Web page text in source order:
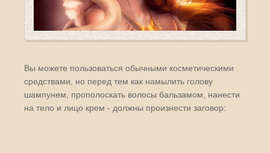
Вы можете пользоваться обычными косметическими
средствами, но перед тем как намылить голову
шампунем, прополоскать волосы бальзамом, нанести
на тело и лицо крем - должны произнести заговор: